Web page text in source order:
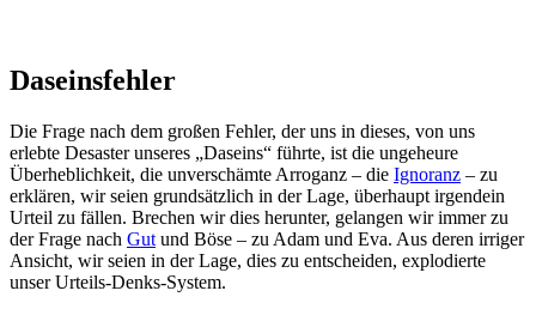
Daseinsfehler
Die Frage nach dem großen Fehler, der uns in dieses, von uns
erlebte Desaster unseres „Daseins“ führte, ist die ungeheure
Überheblichkeit, die unverschämte Arroganz – die Ignoranz – zu
erklären, wir seien grundsätzlich in der Lage, überhaupt irgendein
Urteil zu fällen. Brechen wir dies herunter, gelangen wir immer zu
der Frage nach Gut und Böse – zu Adam und Eva. Aus deren irriger
Ansicht, wir seien in der Lage, dies zu entscheiden, explodierte
unser Urteils-Denks-System.